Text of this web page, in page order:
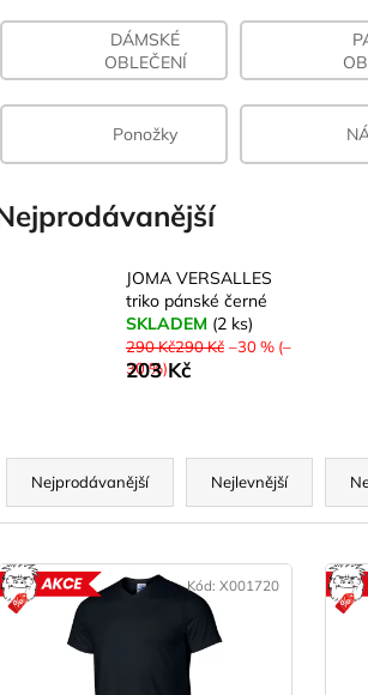
DÁMSKÉ
OBLEČENÍ
Ponožky
JOMA VERSALLES
triko pánské černé
SKLADEM (2 ks)
290 Kč290 Kč –30 % (–
30 %)
203 Kč
Ř
n
Nejprodávanější Nejlevnější
ý
AKCE
Kód:X001720